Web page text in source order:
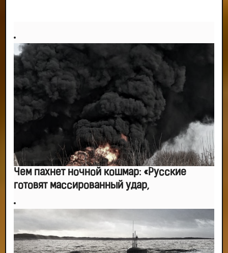
-- Самое большое богатство — это ум. Самая большая нищета — глупость.
Из всех страхов самый пугающий — самолюбование.
-- Лучшее, что можно сделать с хорошим советом, это пропустить его
мимо ушей. Он никогда не бывает полезен никому, кроме того, кто его дал.
-- Люблю давать советы и очень не люблю, когда их дают мне.
Чем пахнет ночной кошмар: «Русские
готовят массированный удар,